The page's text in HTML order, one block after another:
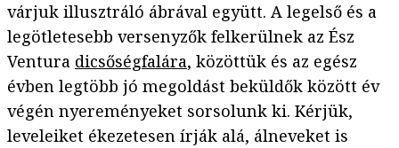
várjuk illusztráló ábrával együtt. A legelső és a
legötletesebb versenyzők felkerülnek az Ész
Ventura dicsőségfalára, közöttük és az egész
évben legtöbb jó megoldást beküldők között év
végén nyereményeket sorsolunk ki. Kérjük,
leveleiket ékezetesen írják alá, álneveket is